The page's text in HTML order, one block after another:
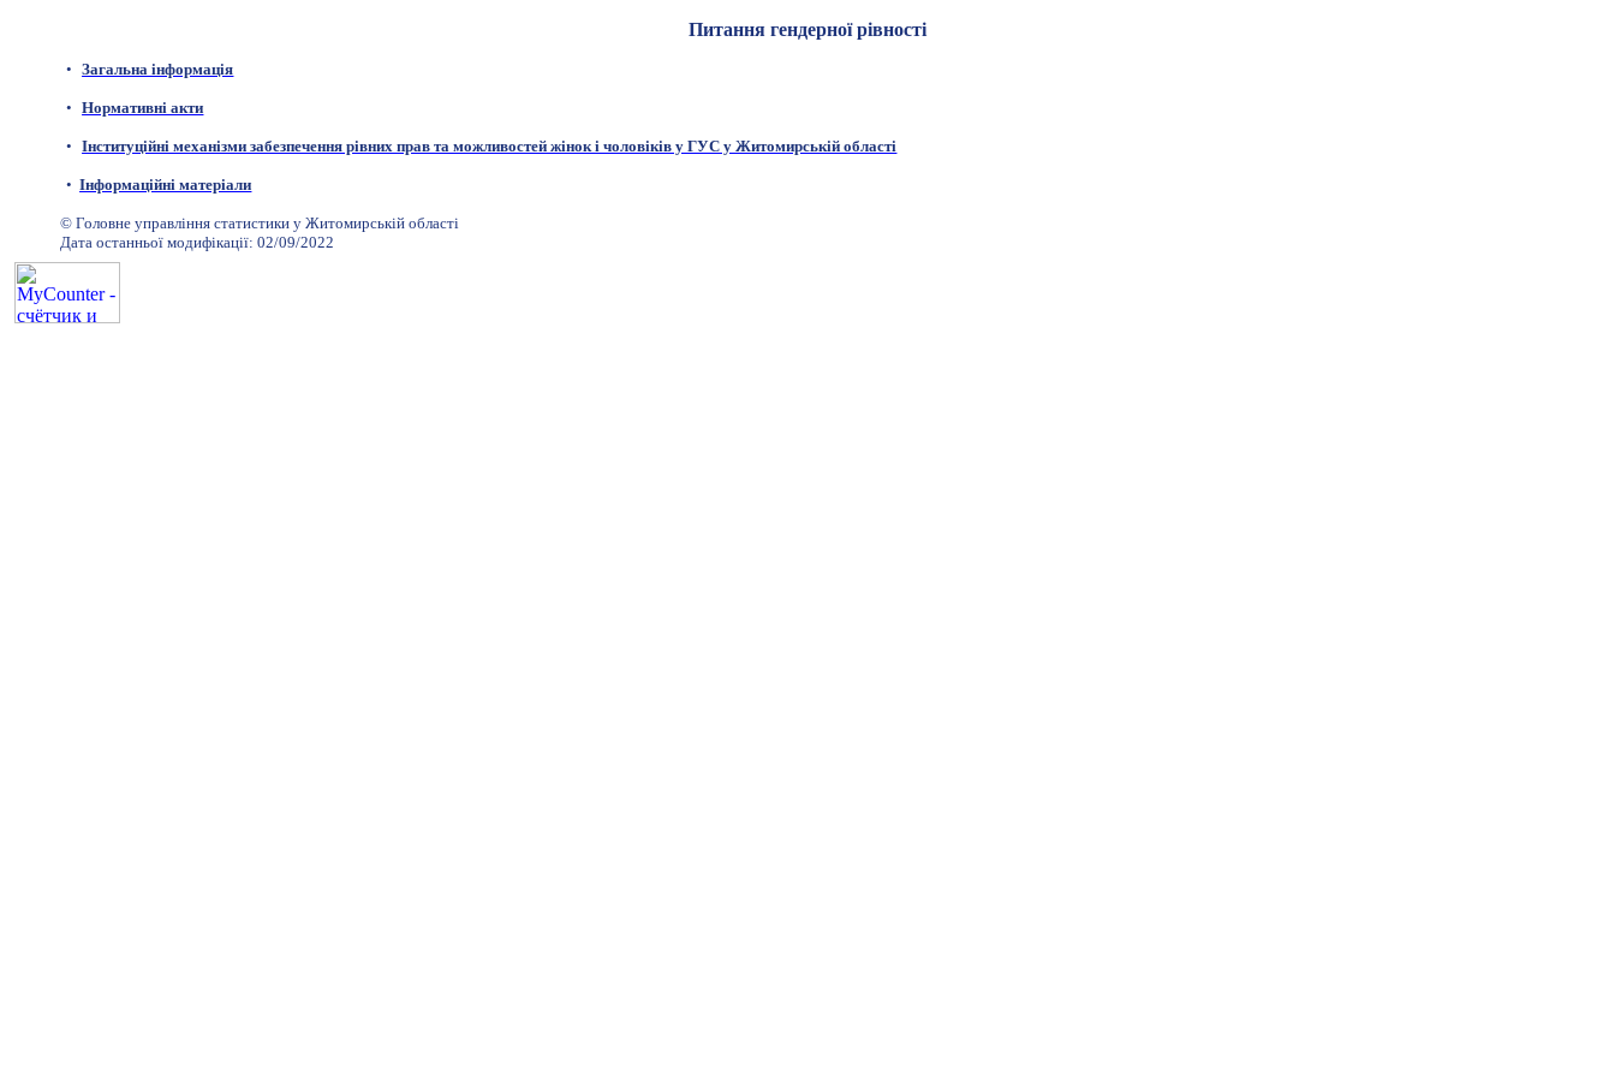
Питання гендерної рівності
• Загальна інформація
• Нормативні акти
• Інституційні механізми забезпечення рівних прав та можливостей жінок і чоловіків у ГУС у Житомирській області
• Інформаційні матеріали
© Головне управління статистики у Житомирській області
Дата останньої модифікації: 02/09/2022